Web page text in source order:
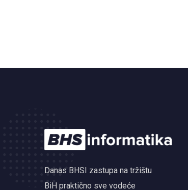
Danas BHSI zastupa na tržištu
BiH praktično sve vodeće